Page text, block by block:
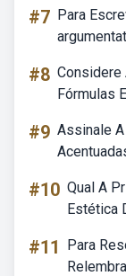
#7 Para
#8 Considere
Fórmulas
#9 Assinale
#10 Qual A
Estética
#11
Para